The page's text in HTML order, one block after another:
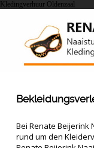
Kledingverhuur Oldenzaal
Bei Renate Beijerink
rund um den